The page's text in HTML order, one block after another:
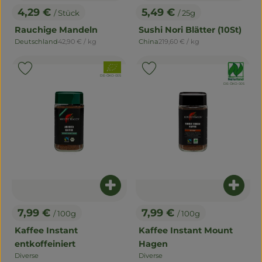
, Preis:
4,29 € / Stück
Rauchige Mandeln
, Herkunft:
Deutschland, Referenzpreis:
42,90 € / kg
, Preis:
5,49 € / 25g
Sushi Nori Blätter (10St)
, Herkunft:
China, Referenzpreis:
219,60 € / kg
, Preis:
7,99 € / 100g
Kaffee Instant
entkoffeiniert
, Herkunft:
Diverse
Produkt zum Warenkorb
, Verband:
, Kontrollstelle:
DE-ÖKO-005
Produkt zu Favouriten hinzufügen
, Preis:
7,99 € / 100g
Kaffee Instant Mount
Hagen
, Herkunft:
Diverse
, Verband:
, Kontrollstelle:
DE-ÖKO-005
Produkt zu Favouriten